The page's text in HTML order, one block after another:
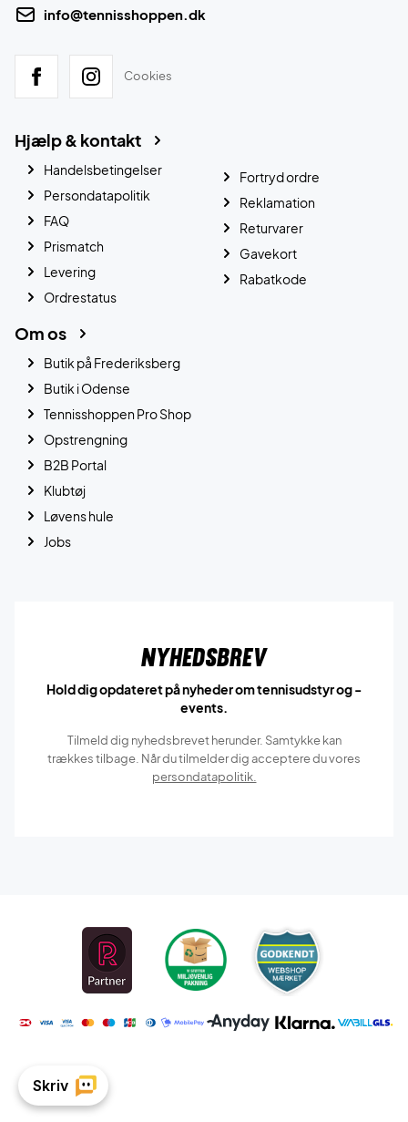
info@tennisshoppen.dk
Cookies
Hjælp & kontakt
Handelsbetingelser
Persondatapolitik
FAQ
Prismatch
Levering
Ordrestatus
Fortryd ordre
Reklamation
Returvarer
Gavekort
Rabatkode
Om os
Butik på Frederiksberg
Butik i Odense
Tennisshoppen Pro Shop
Opstrengning
B2B Portal
Klubtøj
Løvens hule
Jobs
Nyhedsbrev
Hold dig opdateret på nyheder om tennisudstyr og -
events.
Tilmeld dig nyhedsbrevet herunder. Samtykke kan
trækkes tilbage. Når du tilmelder dig acceptere du vores
persondatapolitik.